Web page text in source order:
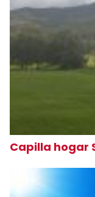
Capilla hogar